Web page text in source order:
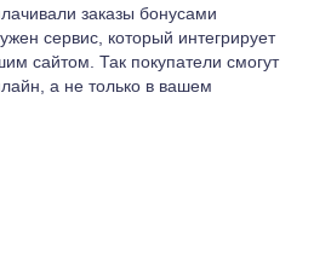
заказы бонусами
сервис, который интегрирует
сайтом. Так покупатели смогут
а не только в вашем